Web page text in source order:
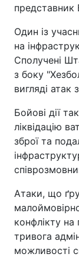
представник
Один із
на
Сполучені
з боку
вигляді атак
Бойові дії
ліквідацію
зброї та
Атаки, що
конфлікту на
тривога
можливості